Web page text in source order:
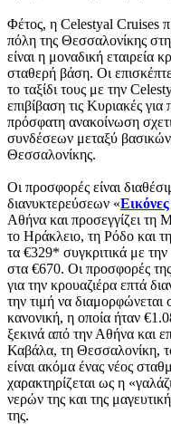
Φέτος, η Celestyal Cruises
πόλη της Θεσσαλονίκης
είναι η μοναδική εταιρεία
σταθερή βάση. Οι
το ταξίδι τους με την
επιβίβαση τις Κυριακές
πρόσφατη ανακοίνωση
συνδέσεων μεταξύ
Θεσσαλονίκης.
Οι προσφορές είναι
διανυκτερεύσεων «
Αθήνα και προσεγγίζει
το Ηράκλειο, τη Ρόδο και
τα €329* συγκριτικά με την
στα €670. Οι προσφορές
για την κρουαζιέρα επτά
την τιμή να
κανονική, η οποία ήταν
ξεκινά από την Αθήνα και
Καβάλα, τη Θεσσαλονίκη,
είναι ακόμα ένας νέος
χαρακτηρίζεται ως η
νερών της και της
της.